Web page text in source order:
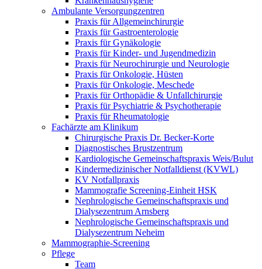
Ambulante Versorgungzentren
Praxis für Allgemeinchirurgie
Praxis für Gastroenterologie
Praxis für Gynäkologie
Praxis für Kinder- und Jugendmedizin
Praxis für Neurochirurgie und Neurologie
Praxis für Onkologie, Hüsten
Praxis für Onkologie, Meschede
Praxis für Orthopädie & Unfallchirurgie
Praxis für Psychiatrie & Psychotherapie
Praxis für Rheumatologie
Fachärzte am Klinikum
Chirurgische Praxis Dr. Becker-Korte
Diagnostisches Brustzentrum
Kardiologische Gemeinschaftspraxis Weis/Bulut
Kindermedizinischer Notfalldienst (KVWL)
KV Notfallpraxis
Mammografie Screening-Einheit HSK
Nephrologische Gemeinschaftspraxis und
Dialysezentrum Arnsberg
Nephrologische Gemeinschaftspraxis und
Dialysezentrum Neheim
Mammographie-Screening
Pflege
Team